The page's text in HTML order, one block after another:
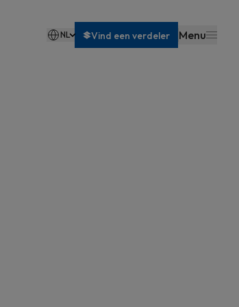
NL Vind een verdeler Menu